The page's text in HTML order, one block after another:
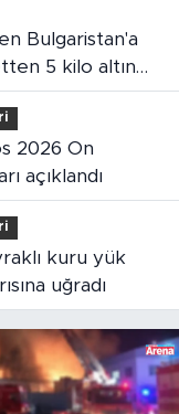
5 kilo altın
açıklandı
uğradı